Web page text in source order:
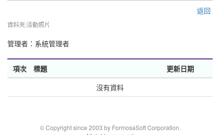
返回
資料夾:活動照片
管理者： 系統管理者
項次 標題
更新日期
沒有資料
© Copyright since 2003 by FormosaSoft Corporation.